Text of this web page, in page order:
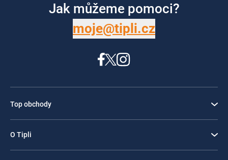
Jak můžeme pomoci?
moje@tipli.cz
Top obchody
O Tipli